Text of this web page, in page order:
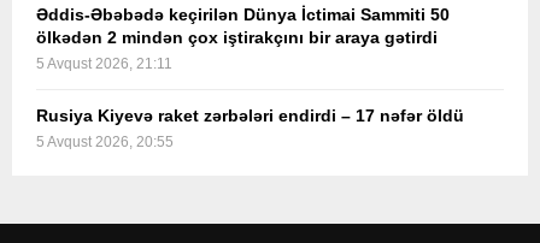
Əddis-Əbəbədə keçirilən Dünya İctimai Sammiti 50
ölkədən 2 mindən çox iştirakçını bir araya gətirdi
5 Avqust 2026, 21:11
Rusiya Kiyevə raket zərbələri endirdi – 17 nəfər öldü
5 Avqust 2026, 20:55